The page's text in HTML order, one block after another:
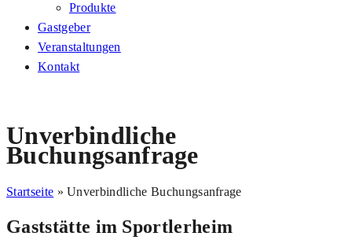
Produkte
Gastgeber
Veranstaltungen
Kontakt
Unverbindliche
Buchungsanfrage
Startseite »Unverbindliche Buchungsanfrage
Gaststätte im Sportlerheim